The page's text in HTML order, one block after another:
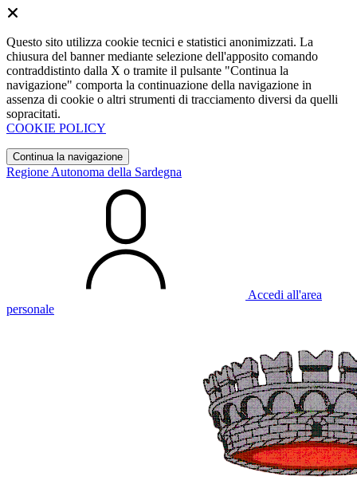
Questo sito utilizza cookie tecnici e statistici anonimizzati. La
chiusura del banner mediante selezione dell'apposito comando
contraddistinto dalla X o tramite il pulsante "Continua la
navigazione" comporta la continuazione della navigazione in
assenza di cookie o altri strumenti di tracciamento diversi da quelli
sopracitati.
COOKIE POLICY
Continua la navigazione
Regione Autonoma della Sardegna
Accedi all'area
personale